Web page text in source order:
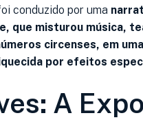
conduzido por uma
que misturou música,
circenses, em
por efeitos
A